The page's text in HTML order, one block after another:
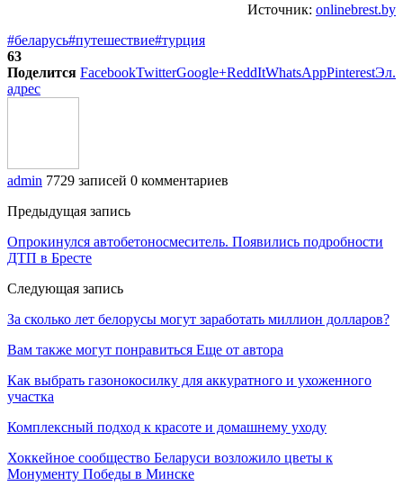
Источник: onlinebrest.by
#беларусь#путешествие#турция
63
Поделится FacebookTwitterGoogle+ReddItWhatsAppPinterestЭл.
адрес
admin 7729 записей 0 комментариев
Предыдущая запись
Опрокинулся автобетоносмеситель. Появились подробности
ДТП в Бресте
Следующая запись
За сколько лет белорусы могут заработать миллион долларов?
Вам также могут понравиться Еще от автора
Как выбрать газонокосилку для аккуратного и ухоженного
участка
Комплексный подход к красоте и домашнему уходу
Хоккейное сообщество Беларуси возложило цветы к
Монументу Победы в Минске